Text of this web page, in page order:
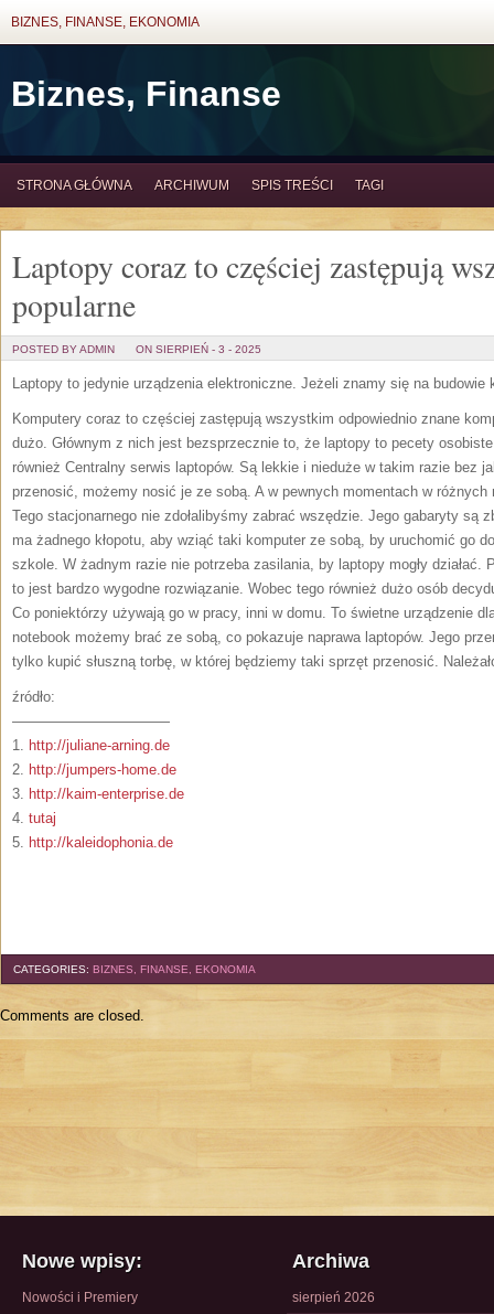
BIZNES, FINANSE, EKONOMIA
Biznes, Finanse
STRONA GŁÓWNA ARCHIWUM SPIS TREŚCI TAGI
Laptopy coraz to częściej zastępują
popularne
POSTED BY ADMIN ON SIERPIEŃ - 3 - 2025
Laptopy to jedynie urządzenia elektroniczne. Jeżeli znamy się na budowie
Komputery coraz to częściej zastępują wszystkim odpowiednio znane
dużo. Głównym z nich jest bezsprzecznie to, że laptopy to pecety
również Centralny serwis laptopów. Są lekkie i nieduże w takim razie bez
przenosić, możemy nosić je ze sobą. A w pewnych momentach w
Tego stacjonarnego nie zdołalibyśmy zabrać wszędzie. Jego gabaryty są
ma żadnego kłopotu, aby wziąć taki komputer ze sobą, by uruchomić go
szkole. W żadnym razie nie potrzeba zasilania, by laptopy mogły działać.
to jest bardzo wygodne rozwiązanie. Wobec tego również dużo osób
Co poniektórzy używają go w pracy, inni w domu. To świetne urządzenie
notebook możemy brać ze sobą, co pokazuje naprawa laptopów. Jego
tylko kupić słuszną torbę, w której będziemy taki sprzęt przenosić.
źródło:
———————————
1. http://juliane-arning.de
2. http://jumpers-home.de
3. http://kaim-enterprise.de
4. tutaj
5. http://kaleidophonia.de
CATEGORIES: BIZNES, FINANSE, EKONOMIA
Comments are closed.
Nowe wpisy:
Nowości i Premiery
Archiwa
sierpień 2026